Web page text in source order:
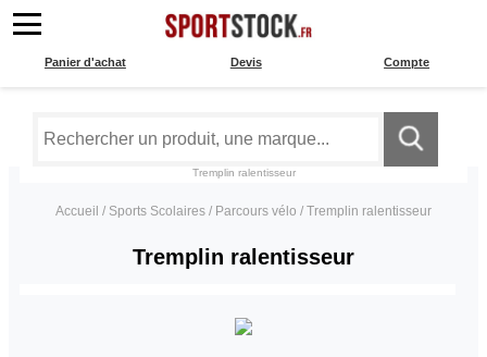
Compte
Devis
Panier d'achat
Tremplin ralentisseur
Accueil / Sports Scolaires / Parcours vélo / Tremplin ralentisseur
Tremplin ralentisseur